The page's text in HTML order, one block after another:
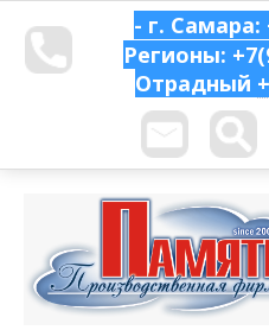
- г. Самара:
Регионы:
Отрадный